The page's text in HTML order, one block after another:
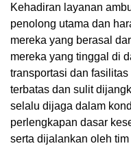
Kehadiran layanan
penolong utama dan
mereka yang berasal
mereka yang tinggal di
transportasi dan
terbatas dan sulit
selalu dijaga dalam
perlengkapan dasar
serta dijalankan oleh